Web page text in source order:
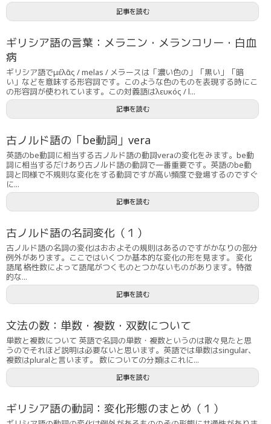
記事を読む
ギリシア語の言葉：メラニン・メランコリー・白血
病
ギリシア語でμέλᾱς / melas / メラースは「濃い色の」「黒い」「暗
い」などを意味する形容詞です。このような色のものを表現する時にこ
の形容詞が使われています。この対義語はλευκός / l...
記事を読む
古ノルド語の「be動詞」vera
英語のbe動詞に相当する古ノルド語の動詞veraの変化をみます。be動
詞に相当するだけあり古ノルド語の動詞で一番重要です。英語のbe動
詞と同様で不規則な変化をする動詞ですが高い頻度で登場するのですぐ
に...
記事を読む
古ノルド語の名詞変化（１）
古ノルド語の名詞の変化はおおよその規則はあるのですがかなりの部分
例外があります。ここではいくつか基本的な変化の形を見ます。 変化
語尾 格性数によって語尾がつくものとつかないものがあります。特徴
的な...
記事を読む
文法の数：単数・複数・双数について
単数と複数について 英語で名詞の単数・複数というのは散々見たと思
うのでそれほど説明は必要ないと思います。英語では単数はsingular、
複数はpluralと言います。 数についての分類はこれに...
記事を読む
ギリシア語の動詞：変化形態のまとめ（１）